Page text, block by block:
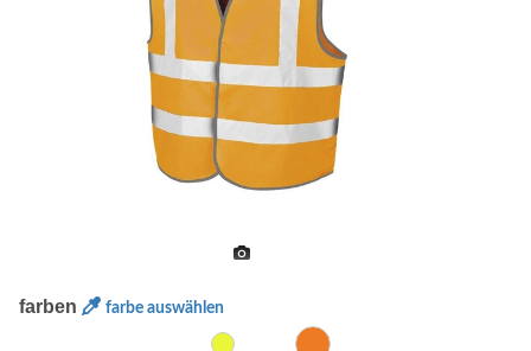
farben farbe auswählen